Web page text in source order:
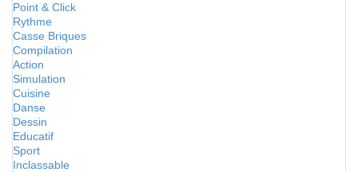
Point & Click
Rythme
Casse Briques
Compilation
Action
Simulation
Cuisine
Danse
Dessin
Educatif
Sport
Inclassable